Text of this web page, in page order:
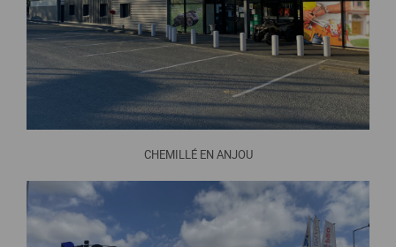
CHEMILLÉ EN ANJOU